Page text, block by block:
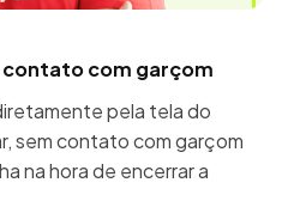
contato com garçom
pela tela do
sem contato com garçom
na hora de encerrar a